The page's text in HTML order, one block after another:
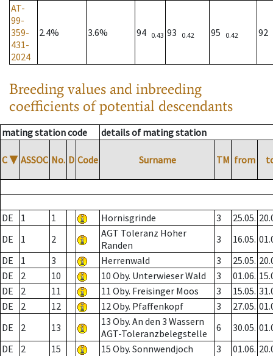
AT-
99-
359-
431-
2024
2.4% 3.6% 94 0.43 93 0.42 95 0.42 92
Breeding values and inbreeding
coefficients of potential descendants
mating station code details of mating station
C ▼ ASSOC No. D Code Surname TM from
DE 1 1 Hornisgrinde 3 25.05.
DE
1 2
AGT Toleranz Hoher
Randen
3 16.05.
DE
1 3 Herrenwald 3 25.05.
DE
2 10 10 Oby. Unterwieser Wald 3 01.06.
DE
2 11 11 Oby. Freisinger Moos 3 15.05.
DE
2 12 12 Oby. Pfaffenkopf 3 27.05.
DE
2 13
13 Oby. An den 3 Wassern
AGT-Toleranzbelegstelle
6 30.05.
DE
2 15 15 Oby. Sonnwendjoch 3 01.06.